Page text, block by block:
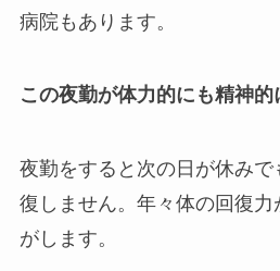
病院もあります。
この夜勤が体力的にも精神的
夜勤をすると次の日が休みで
復しません。年々体の回復
がします。